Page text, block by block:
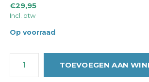
€29,95
Incl. btw
Op voorraad
TOEVOEGEN AAN